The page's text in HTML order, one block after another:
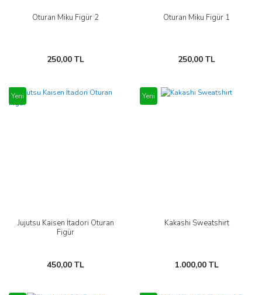
Oturan Miku Figür 2
250,00 TL
Oturan Miku Figür 1
250,00 TL
Yeni
Jujutsu Kaisen İtadori Oturan
Figür
450,00 TL
Yeni
Kakashi Sweatshirt
1.000,00 TL